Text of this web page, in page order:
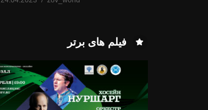
فیلم های برتر